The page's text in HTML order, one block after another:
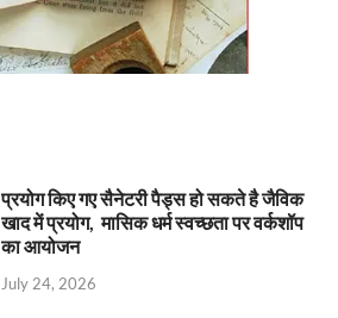
प्रयोग किए गए सैनेटरी पैड्स हो सकते है जैविक
खाद में प्रयोग, मासिक धर्म स्वच्छता पर वर्कशॉप
का आयोजन
July 24, 2026